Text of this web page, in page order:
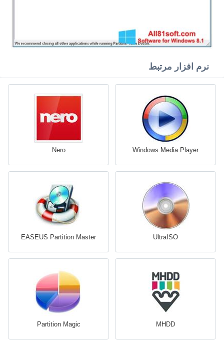
نرم افزار مرتبط
Windows Media Player
Nero
UltraISO
EASEUS Partition Master
MHDD
Partition Magic